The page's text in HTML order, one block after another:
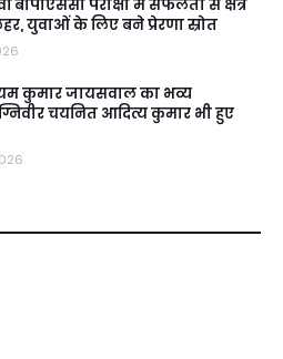
बीपीएससी परीक्षा में सफलता से क्षेत्र
युवाओं के लिए बने प्रेरणा स्रोत
कुमार जायसवाल का भव्य
चयनित आदित्य कुमार भी हुए